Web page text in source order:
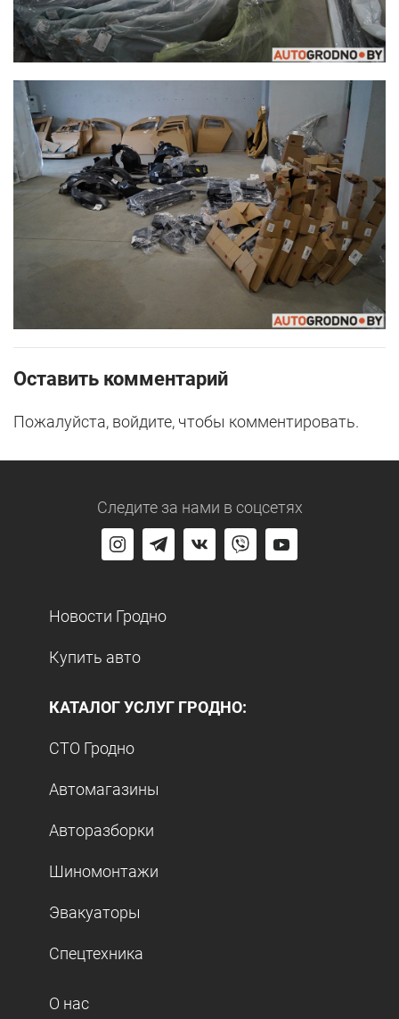
Оставить комментарий
Пожалуйста, войдите, чтобы комментировать.
Следите за нами в соцсетях
Новости Гродно
Купить авто
КАТАЛОГ УСЛУГ ГРОДНО:
СТО Гродно
Автомагазины
Авторазборки
Шиномонтажи
Эвакуаторы
Спецтехника
О нас